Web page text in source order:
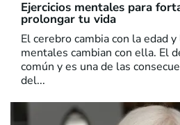
Ejercicios mentales para
prolongar tu vida
El cerebro cambia con la edad
mentales cambian con ella. El
común y es una de las
del...